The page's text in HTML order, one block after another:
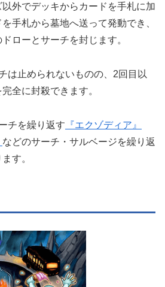
外でデッキからカードを手札に加
手札から墓地へ送って発動でき、
ローとサーチを封じます。
は止められないものの、2回目以
全に封殺できます。
チを繰り返す 『エクゾディア』
などのサーチ・サルベージを繰り返
す。